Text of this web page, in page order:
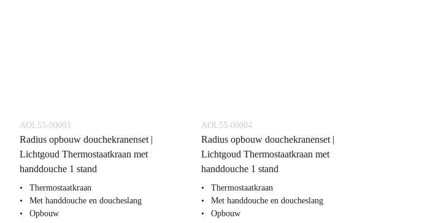
AOL55-00003
Radius opbouw douchekranenset |
Lichtgoud Thermostaatkraan met
handdouche 1 stand
Thermostaatkraan
Met handdouche en doucheslang
Opbouw
AOL55-00004
Radius opbouw douchekranenset |
Lichtgoud Thermostaatkraan met
handdouche 1 stand
Thermostaatkraan
Met handdouche en doucheslang
Opbouw